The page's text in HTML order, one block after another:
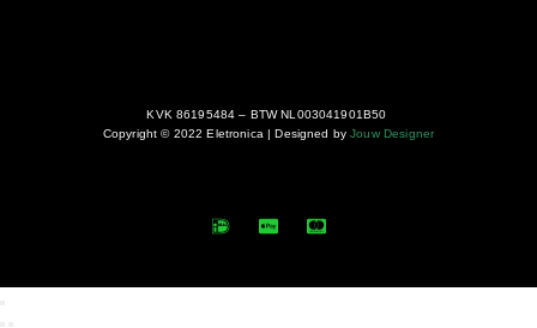
KVK 86195484 – BTW NL003041901B50
Copyright © 2022 Eletronica | Designed byJouw Designer